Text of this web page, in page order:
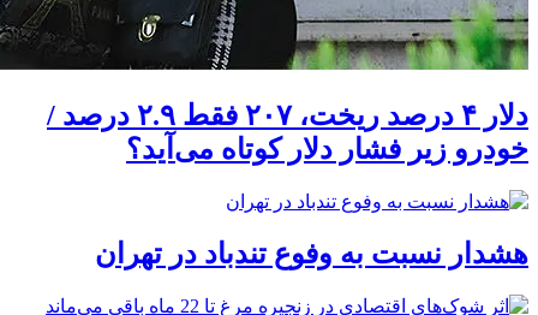
دلار ۴ درصد ریخت، ۲۰۷ فقط ۲.۹ درصد /
خودرو زیر فشار دلار کوتاه می‌آید؟
هشدار نسبت به وفوع تندباد در تهران